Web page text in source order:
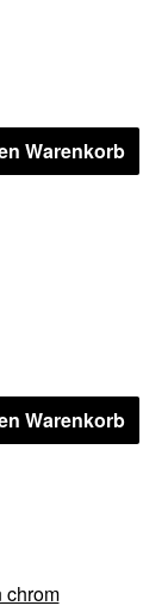
Warenkorb
Warenkorb
chrom